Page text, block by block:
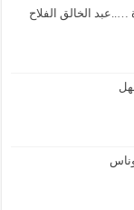
…..عبد الخالق الفلاح